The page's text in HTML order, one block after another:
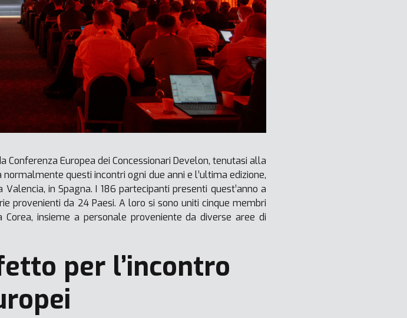
Europea dei Concessionari Develon, tenutasi alla
questi incontri ogni due anni e l’ultima edizione,
in Spagna. I 186 partecipanti presenti quest’anno a
provenienti da 24 Paesi. A loro si sono uniti cinque membri
insieme a personale proveniente da diverse aree di
per l’incontro